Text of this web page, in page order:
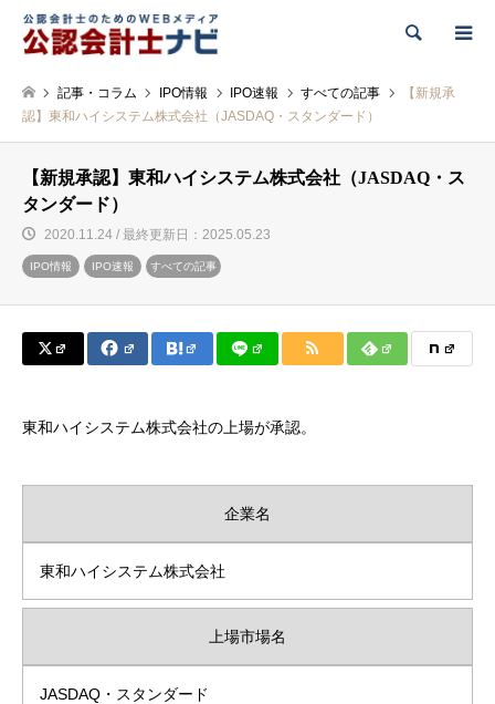
検索
記事・コラム IPO情報 IPO速報 すべての記事
【新規承
認】東和ハイシステム株式会社（JASDAQ・スタンダード）
【新規承認】東和ハイシステム株式会社（JASDAQ・ス
タンダード）
2020.11.24 / 最終更新日：2025.05.23
IPO情報 IPO速報 すべての記事
東和ハイシステム株式会社の上場が承認。
企業名
東和ハイシステム株式会社
上場市場名
JASDAQ・スタンダード